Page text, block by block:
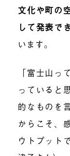
文化や町の
して発表で
います。
「富士山っ
っていると
的なものを
からこそ、
ウトプット